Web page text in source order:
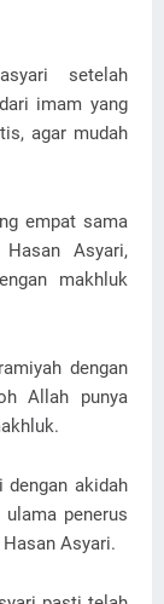
setelah
imam yang
agar mudah
empat sama
Asyari,
makhluk
dengan
Allah punya
dengan akidah
penerus
Asyari.